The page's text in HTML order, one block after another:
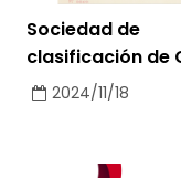
Sociedad de
clasificación de
2024/11/18